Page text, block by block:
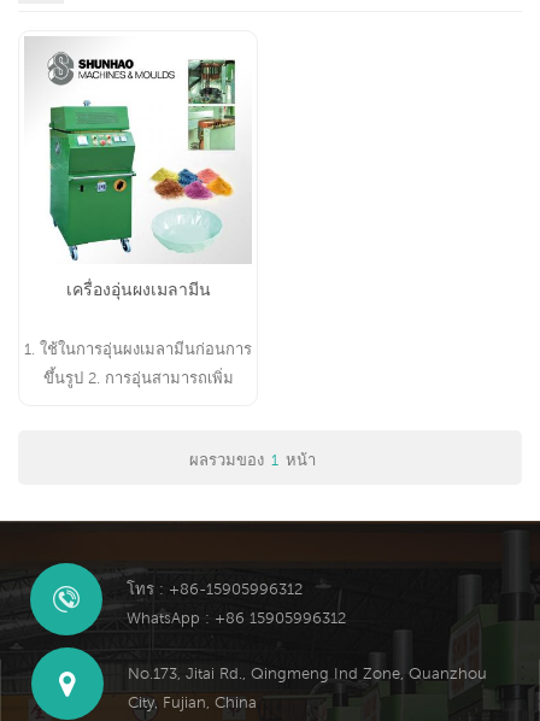
เครื่องอุ่นผงเมลามีน
1. ใช้ในการอุ่นผงเมลามีนก่อนการ
ขึ้นรูป 2. การอุ่นสามารถเพิ่ม
ผลรวมของ 1 หน้า
โทร : +86-15905996312
WhatsApp : +86 15905996312
No.173, Jitai Rd., Qingmeng Ind Zone, Quanzhou
City, Fujian, China